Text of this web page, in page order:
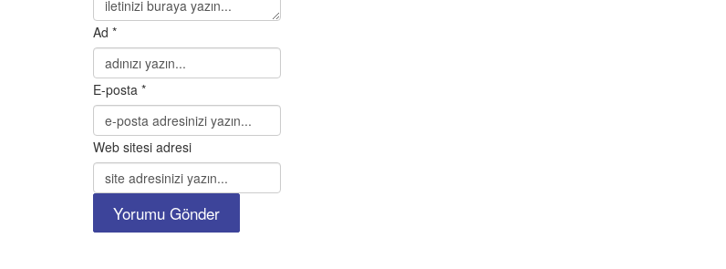
Ad *
E-posta *
Web sitesi adresi